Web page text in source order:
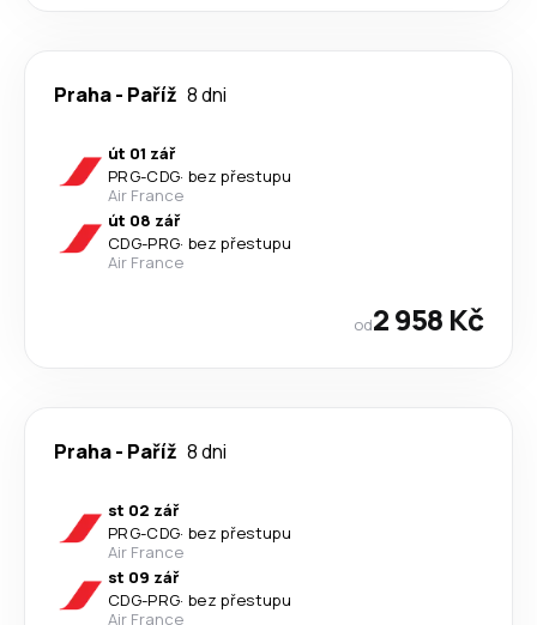
Praha- Paříž 8 dni
út 01 zář
PRG-CDG· bez přestupu
Air France
út 08 zář
CDG-PRG· bez přestupu
Air France
od2 958 Kč
Praha- Paříž 8 dni
st 02 zář
PRG-CDG· bez přestupu
Air France
st 09 zář
CDG-PRG· bez přestupu
Air France